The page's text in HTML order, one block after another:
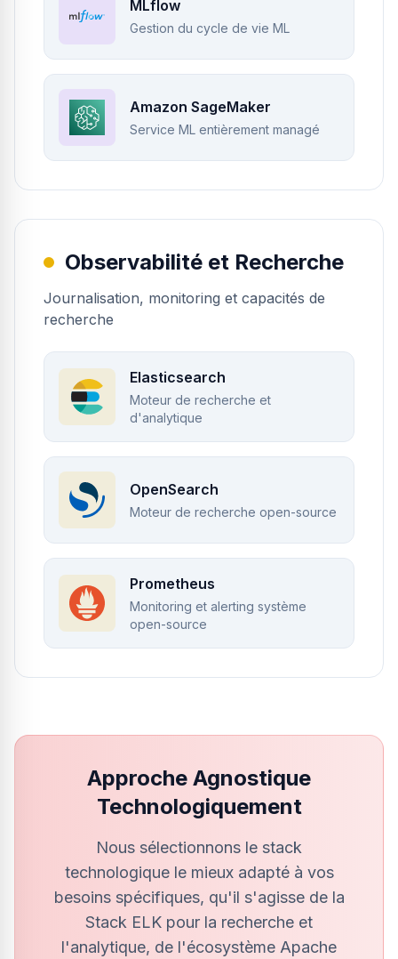
MLflow
Gestion du cycle de vie ML
Amazon SageMaker
Service ML entièrement managé
Observabilité et Recherche
Journalisation, monitoring et capacités de
recherche
Elasticsearch
Moteur de recherche et
d'analytique
OpenSearch
Moteur de recherche open-source
Prometheus
Monitoring et alerting système
open-source
Approche Agnostique
Technologiquement
Nous sélectionnons le stack
technologique le mieux adapté à vos
besoins spécifiques, qu'il s'agisse de la
Stack ELK pour la recherche et
l'analytique, de l'écosystème Apache